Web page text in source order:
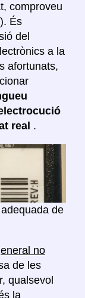
comproveu
És
del
a la
afortunats,
real .
de
no
de les
qualsevol
la